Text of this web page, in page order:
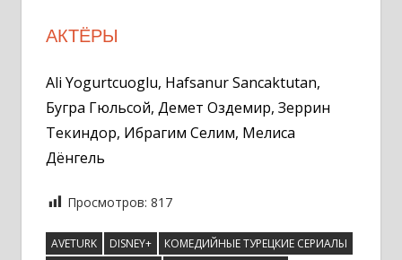
АКТЁРЫ
Ali Yogurtcuoglu, Hafsanur Sancaktutan,
Бугра Гюльсой, Демет Оздемир, Зеррин
Текиндор, Ибрагим Селим, Мелиса
Дёнгель
Просмотров: 817
AVETURK DISNEY+
КОМЕДИЙНЫЕ ТУРЕЦКИЕ СЕРИАЛЫ